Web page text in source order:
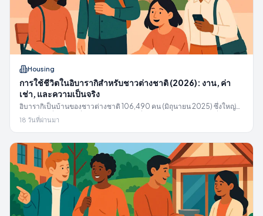
Housing
การใช้ชีวิตในอิบารากิสำหรับชาวต่างชาติ (2026): งาน, ค่า
เช่า, และความเป็นจริง
อิบารากิเป็นบ้านของชาวต่างชาติ 106,490 คน (มิถุนายน 2025) ซึ่งใหญ่
เป็นอันดับที่ 10 ของญี่ปุ่น และเป็นจังหวัดที่เน้นแรงงาน คู่มือปฏิบัติเกี่ยวกับ
ค่าเช่า งาน ชุมชน และความช่วยเหลือ
18 วันที่ผ่านมา